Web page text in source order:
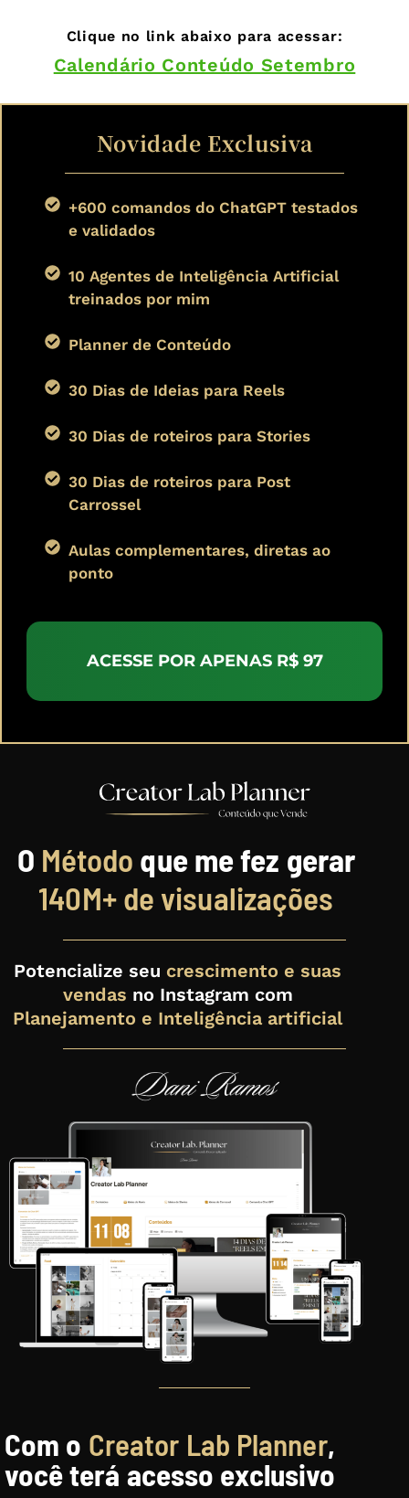
Clique no link abaixo para acessar:
Calendário Conteúdo Setembro
Novidade Exclusiva
+600 comandos do ChatGPT testados
e validados
10 Agentes de Inteligência Artificial
treinados por mim
Planner de Conteúdo
30 Dias de Ideias para Reels
30 Dias de roteiros para Stories
30 Dias de roteiros para Post
Carrossel
Aulas complementares, diretas ao
ponto
ACESSE POR APENAS R$ 97
O Método que me fez gerar
140M+ de visualizações
Potencialize seu crescimento e suas
vendas no Instagram com
Planejamento e Inteligência artificial
Com o Creator Lab Planner,
você terá acesso exclusivo